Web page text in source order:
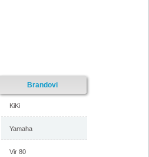
Brandovi
KiKi
Yamaha
Vir 80